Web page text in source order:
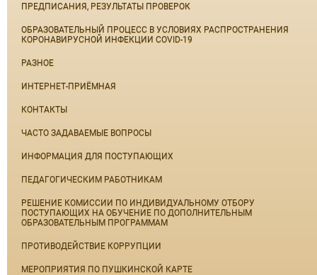
ПРЕДПИСАНИЯ, РЕЗУЛЬТАТЫ ПРОВЕРОК
ОБРАЗОВАТЕЛЬНЫЙ ПРОЦЕСС В УСЛОВИЯХ РАСПРОСТРАНЕНИЯ
КОРОНАВИРУСНОЙ ИНФЕКЦИИ COVID-19
РАЗНОЕ
ИНТЕРНЕТ-ПРИЁМНАЯ
КОНТАКТЫ
ЧАСТО ЗАДАВАЕМЫЕ ВОПРОСЫ
ИНФОРМАЦИЯ ДЛЯ ПОСТУПАЮЩИХ
ПЕДАГОГИЧЕСКИМ РАБОТНИКАМ
РЕШЕНИЕ КОМИССИИ ПО ИНДИВИДУАЛЬНОМУ ОТБОРУ
ПОСТУПАЮЩИХ НА ОБУЧЕНИЕ ПО ДОПОЛНИТЕЛЬНЫМ
ОБРАЗОВАТЕЛЬНЫМ ПРОГРАММАМ
ПРОТИВОДЕЙСТВИЕ КОРРУПЦИИ
МЕРОПРИЯТИЯ ПО ПУШКИНСКОЙ КАРТЕ